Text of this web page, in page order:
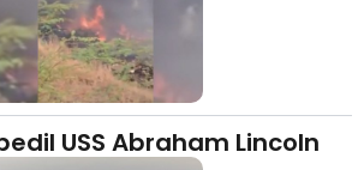
USS Abraham Lincoln